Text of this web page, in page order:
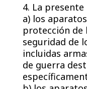
4. La
a) los
protección de
seguridad de
incluidas
de guerra